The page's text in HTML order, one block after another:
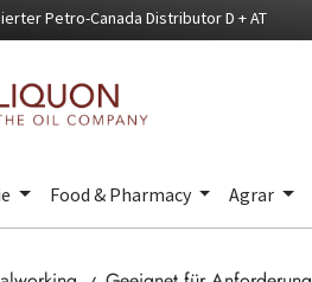
Petro-Canada Distributor D + AT
Food & Pharmacy Agrar